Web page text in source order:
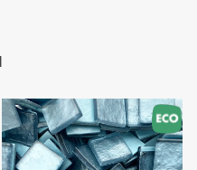
e-maily.
vás po dovolené opět
🌞